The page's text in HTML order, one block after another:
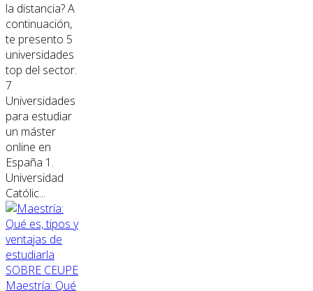
la distancia? A
continuación,
te presento 5
universidades
top del sector.
7
Universidades
para estudiar
un máster
online en
España 1.
Universidad
Católic...
SOBRE CEUPE
Maestría: Qué